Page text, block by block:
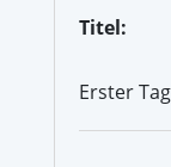
Titel:
Erster Tag